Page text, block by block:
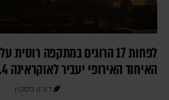
לפחות 17 הרוגים במתקפה
האיחוד האירופי יעביר לאוקראינה 1.4 מיליארד אירו
דורון פסקין